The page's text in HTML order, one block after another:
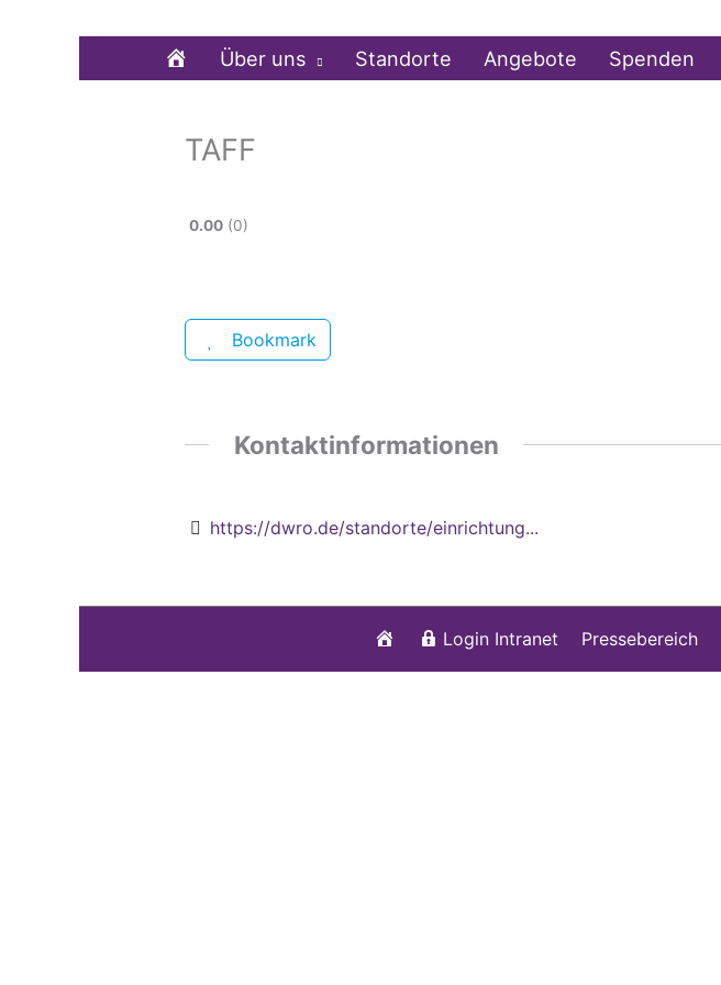
HomeÜber uns Standorte Angebote Spenden
TAFF
0.00 0
Bookmark
Kontaktinformationen
https://dwro.de/standorte/einrichtung...
StartseiteLogin Intranet Pressebereich